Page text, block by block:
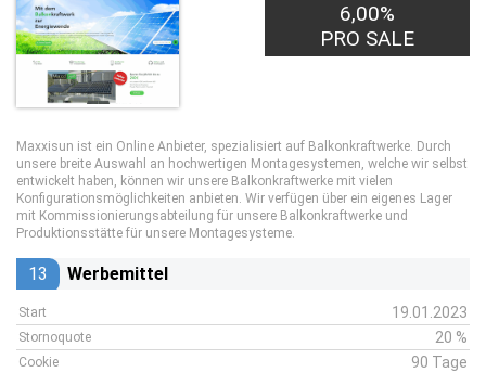
6,00%
PRO SALE
Maxxisun ist ein Online Anbieter, spezialisiert auf Balkonkraftwerke. Durch
unsere breite Auswahl an hochwertigen Montagesystemen, welche wir selbst
entwickelt haben, können wir unsere Balkonkraftwerke mit vielen
Konfigurationsmöglichkeiten anbieten. Wir verfügen über ein eigenes Lager
mit Kommissionierungsabteilung für unsere Balkonkraftwerke und
Produktionsstätte für unsere Montagesysteme.
13 Werbemittel
Start 19.01.2023
Stornoquote 20 %
Cookie 90 Tage